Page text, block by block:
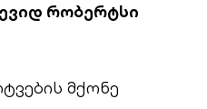
რობერტსი
მქონე